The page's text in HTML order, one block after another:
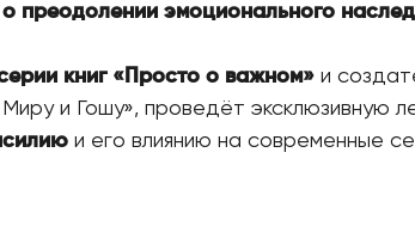
преодолении эмоционального
книг «Просто о важном» и
и Гошу», проведёт эксклюзивную
и его влиянию на современные